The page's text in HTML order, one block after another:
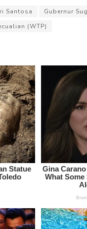
Santosa
Gubernur
(WTP)